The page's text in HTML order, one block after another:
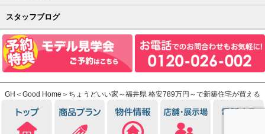
スタッフブログ
GH＜Good Home＞ちょうどいい家～福井県 格安789万円～で新築住宅が買える